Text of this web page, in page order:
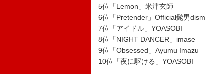
5位「Lemon」米津玄師
6位「Pretender」Official髭男dism
7位「アイドル」YOASOBI
8位「NIGHT DANCER」imase
9位「Obsessed」Ayumu Imazu
10位「夜に駆ける」YOASOBI